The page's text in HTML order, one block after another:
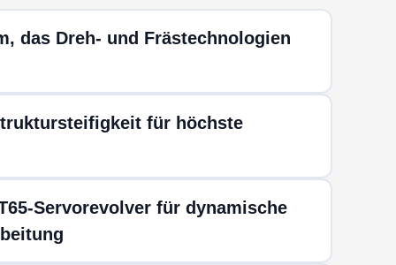
das Dreh- und Frästechnologien
für höchste
Servorevolver für dynamische